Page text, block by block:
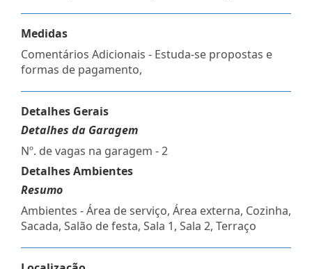
Medidas
Comentários Adicionais - Estuda-se propostas e
formas de pagamento,
Detalhes Gerais
Detalhes da Garagem
Nº. de vagas na garagem - 2
Detalhes Ambientes
Resumo
Ambientes - Área de serviço, Área externa, Cozinha,
Sacada, Salão de festa, Sala 1, Sala 2, Terraço